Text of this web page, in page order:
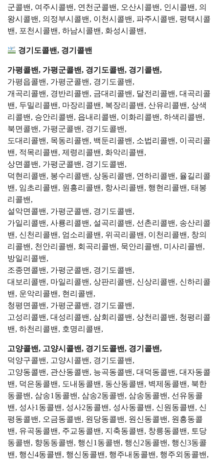
군콜밴, 여주시콜밴, 연천군콜밴, 오산시콜밴, 인시콜밴, 의
왕시콜밴, 의정부시콜밴, 이천시콜밴, 파주시콜밴, 평택시콜
밴, 포천시콜밴, 하남시콜밴, 화성시콜밴,
경기도콜밴, 경기콜밴
가평콜밴, 가평군콜밴, 경기도콜밴, 경기콜밴,
가평읍콜밴, 가평군콜밴, 경기도콜밴,
개곡리콜밴, 경반리콜밴, 금대리콜밴, 달전리콜밴, 대곡리콜
밴, 두밀리콜밴, 마장리콜밴, 복장리콜밴, 산유리콜밴, 상색
리콜밴, 승안리콜밴, 읍내리콜밴, 이화리콜밴, 하색리콜밴,
북면콜밴, 가평군콜밴, 경기도콜밴,
도대리콜밴, 목동리콜밴, 백둔리콜밴, 소법리콜밴, 이곡리콜
밴, 적목리콜밴, 제령리콜밴, 화악리콜밴,
상면콜밴, 가평군콜밴, 경기도콜밴,
덕현리콜밴, 봉수리콜밴, 상동리콜밴, 연하리콜밴, 율길리콜
밴, 임초리콜밴, 원흥리콜밴, 항사리콜밴, 행현리콜밴, 태봉
리콜밴,
설악면콜밴, 가평군콜밴, 경기도콜밴,
가일리콜밴, 사룡리콜밴, 설곡리콜밴, 선촌리콜밴, 송산리콜
밴, 신천리콜밴, 엄소리콜밴, 위곡리콜밴, 이천리콜밴, 창의
리콜밴, 천안리콜밴, 회곡리콜밴, 묵안리콜밴, 미사리콜밴,
방일리콜밴,
조종면콜밴, 가평군콜밴, 경기도콜밴,
대보리콜밴, 마일리콜밴, 상판리콜밴, 신상리콜밴, 신하리콜
밴, 운악리콜밴, 현리콜밴,
청평면콜밴, 가평군콜밴, 경기도콜밴,
고성리콜밴, 대성리콜밴, 삼회리콜밴, 상천리콜밴, 청평리콜
밴, 하천리콜밴, 호명리콜밴,
고양콜밴, 고양시콜밴, 경기도콜밴, 경기콜밴,
덕양구콜밴, 고양시콜밴, 경기도콜밴,
고양동콜밴, 관산동콜밴, 능곡동콜밴, 대덕동콜밴, 대자동콜
밴, 덕은동콜밴, 도내동콜밴, 동산동콜밴, 벽제동콜밴, 북한
동콜밴, 삼송1동콜밴, 삼송2동콜밴, 삼송동콜밴, 선유동콜
밴, 성사1동콜밴, 성사2동콜밴, 성사동콜밴, 신원동콜밴, 신
평동콜밴, 오금동콜밴, 원당동콜밴, 원신동콜밴, 원흥동콜
밴, 유곡동콜밴, 주교동콜밴, 지축동콜밴, 창릉동콜밴, 토당
동콜밴, 향동동콜밴, 행신1동콜밴, 행신2동콜밴, 행신3동콜
밴, 행신4동콜밴, 행신동콜밴, 행주내동콜밴, 행주외동콜밴,